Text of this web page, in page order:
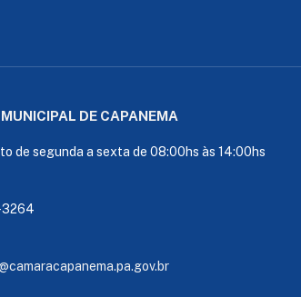
DE CAPANEMA
de segunda a sexta de 08:00hs às 14:00hs
3264
gov.br